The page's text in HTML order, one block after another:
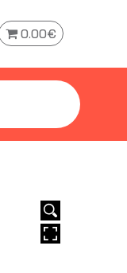
0.00€